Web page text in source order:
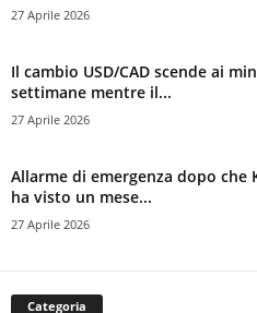
27 Aprile 2026
Il cambio USD/CAD scende ai
settimane mentre il...
27 Aprile 2026
Allarme di emergenza dopo che
ha visto un mese...
27 Aprile 2026
Categoria